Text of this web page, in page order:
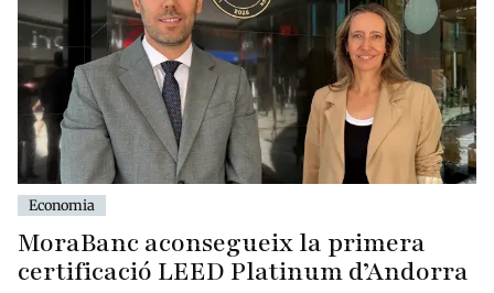
Economia
MoraBanc aconsegueix la primera
certificació LEED Platinum d’Andorra